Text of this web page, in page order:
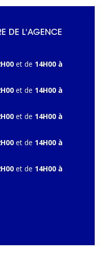
DE L'AGENCE
et de 14H00 à
et de 14H00 à
et de 14H00 à
et de 14H00 à
et de 14H00 à